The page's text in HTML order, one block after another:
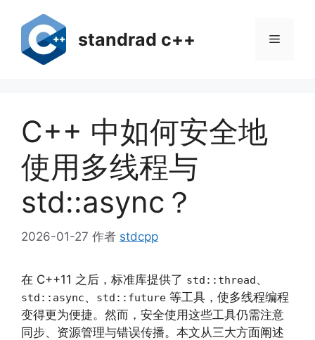
standrad c++ 菜
C++ 中如何安全地
使用多线程与
std::async？
2026-01-27 作者 stdcpp
在 C++11 之后，标准库提供了 std::thread、
std::async、 std::future 等工具，使多线程编程
变得更为便捷。然而，安全使用这些工具仍需注意
同步、资源管理与错误传播。本文从三大方面阐述